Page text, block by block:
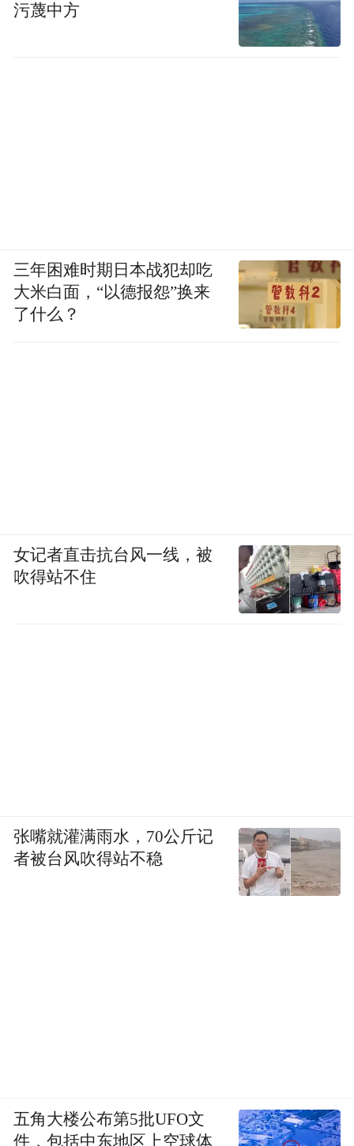
污蔑中方
三年困难时期日本战犯却吃
大米白面，“以德报怨”换来
了什么？
女记者直击抗台风一线，被
吹得站不住
张嘴就灌满雨水，70公斤记
者被台风吹得站不稳
五角大楼公布第5批UFO文
件，包括中东地区上空球体